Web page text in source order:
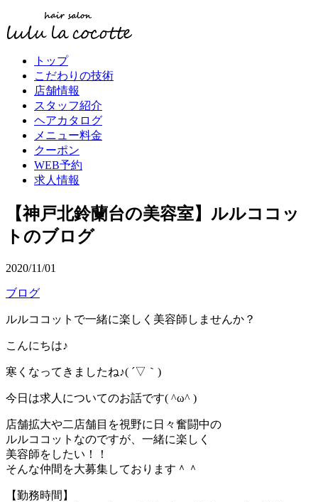
トップ
こだわりの技術
店舗情報
スタッフ紹介
ヘアカタログ
メニュー料金
クーポン
WEB予約
求人情報
【神戸北鈴蘭台の美容室】ルルココッ
トのブログ
2020/11/01
ブログ
ルルココットで一緒に楽しく美容師しませんか？
こんにちは♪
寒くなってきましたね♪( ´▽｀)
今日は求人についてのお話です( ^ω^ )
店舗拡大や二店舗目を視野に日々奮闘中の
ルルココットなのですが、一緒に楽しく
美容師をしたい！！
そんな仲間を大募集しております＾＾
【勤務時間】